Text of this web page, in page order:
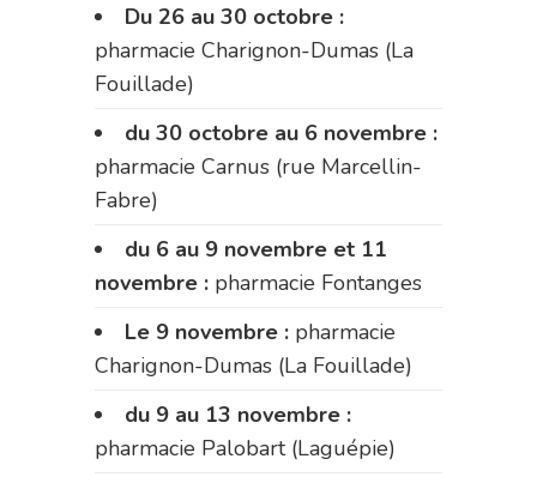
Du 26 au 30 octobre :
pharmacie Charignon-Dumas (La
Fouillade)
du 30 octobre au 6 novembre :
pharmacie Carnus (rue Marcellin-
Fabre)
du 6 au 9 novembre et 11
novembre : pharmacie Fontanges
Le 9 novembre : pharmacie
Charignon-Dumas (La Fouillade)
du 9 au 13 novembre :
pharmacie Palobart (Laguépie)